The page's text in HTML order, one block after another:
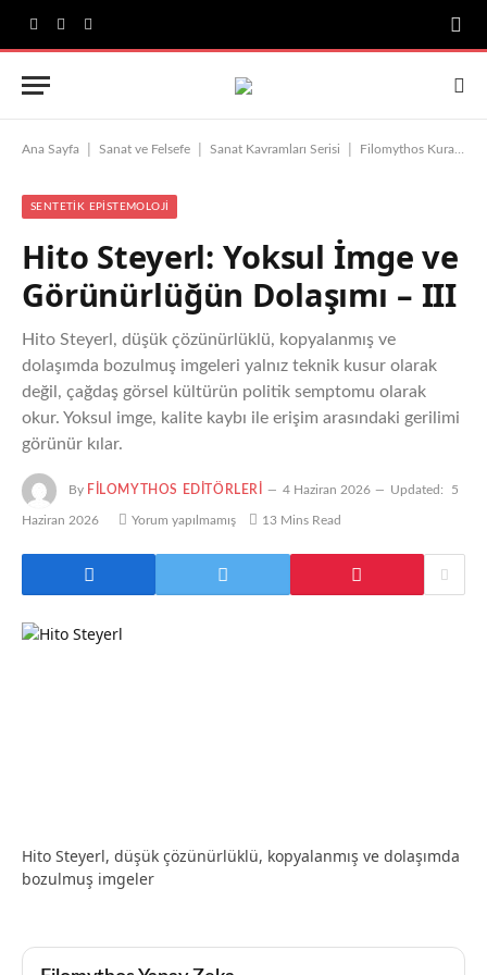
Facebook
X
(Twitter)
Instagram
Ana Sayfa Sanat ve Felsefe Sanat Kavramları Serisi Filomythos Kuramı
SENTETIK EPISTEMOLOJI
Hito Steyerl: Yoksul İmge ve
Görünürlüğün Dolaşımı – III
Hito Steyerl, düşük çözünürlüklü, kopyalanmış ve
dolaşımda bozulmuş imgeleri yalnız teknik kusur olarak
değil, çağdaş görsel kültürün politik semptomu olarak
okur. Yoksul imge, kalite kaybı ile erişim arasındaki gerilimi
görünür kılar.
By FILOMYTHOS EDITÖRLERI 4 Haziran 2026 Updated: 5
Haziran 2026 Yorum yapılmamış 13 Mins Read
Hito Steyerl, düşük çözünürlüklü, kopyalanmış ve dolaşımda
bozulmuş imgeler